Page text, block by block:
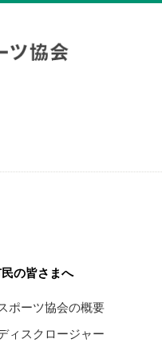
の皆さまへ
ポーツ協会の概要
ィスクロージャー